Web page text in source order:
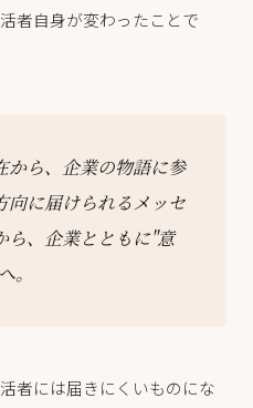
者自身が変わったことで
から、企業の物語に参
向に届けられるメッセ
ら、企業とともに"意
。
者には届きにくいものにな